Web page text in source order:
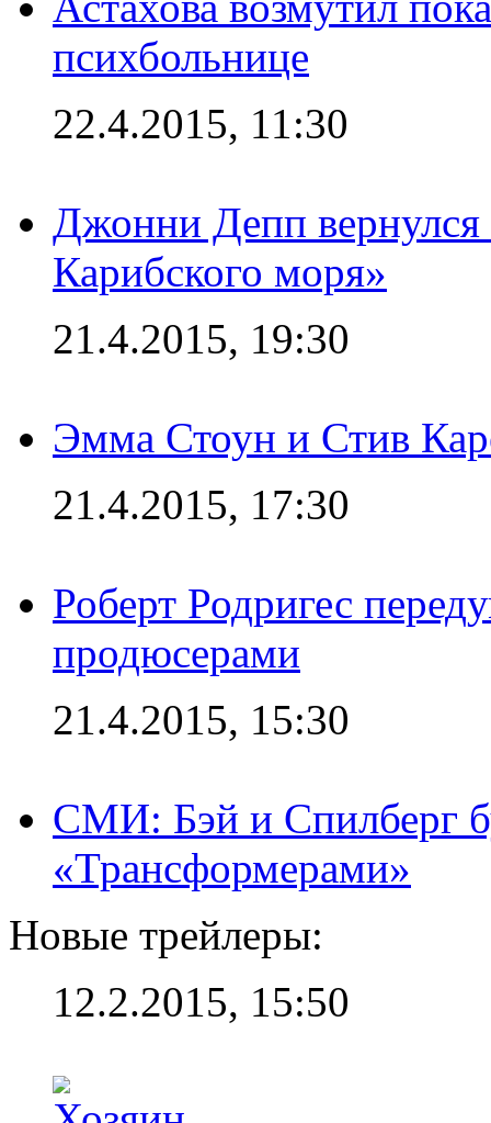
психбольнице
22.4.2015, 11:30
Джонни Депп
Карибского моря»
21.4.2015, 19:30
Эмма Стоун и Стив
21.4.2015, 17:30
Роберт Родригес
продюсерами
21.4.2015, 15:30
СМИ: Бэй и Спилберг
«Трансформерами»
Новые трейлеры:
12.2.2015, 15:50